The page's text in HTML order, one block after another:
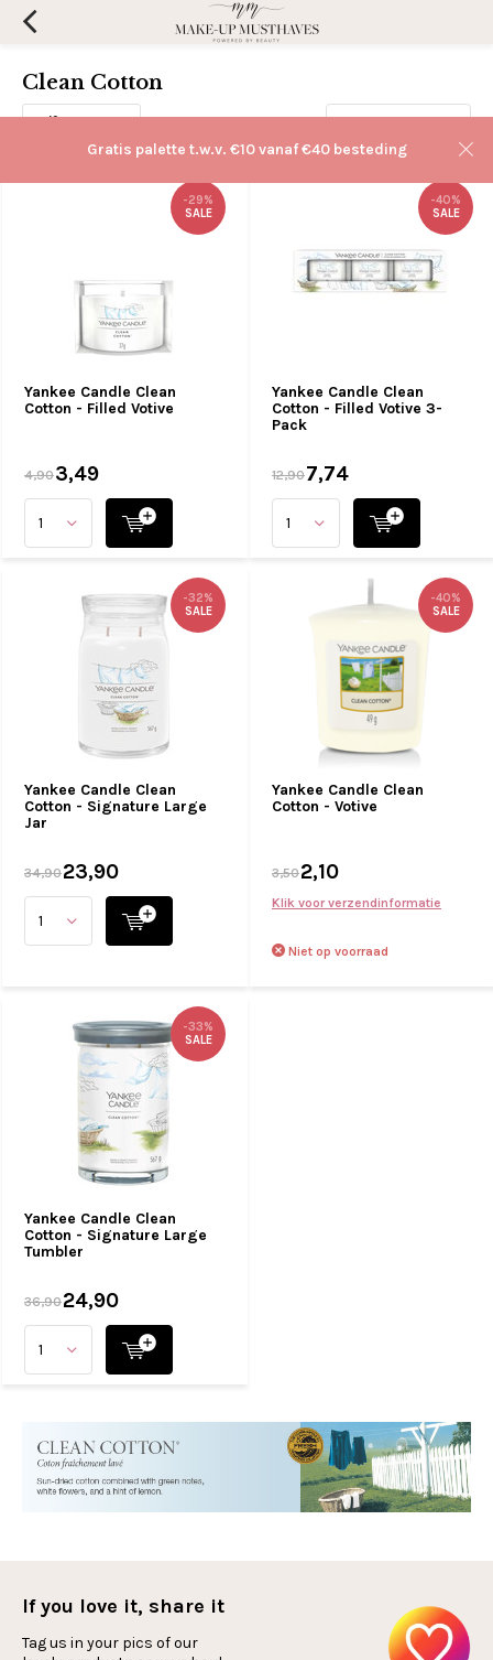
Gratis palette t.w.v. €10 vanaf €40 besteding
Clean Cotton
Filters
Yankee Candle Clean
Cotton - Filled Votive
-29%
SALE
4,903,49
Yankee Candle Clean
Cotton - Filled Votive 3-
Pack
-40%
SALE
12,907,74
Yankee Candle Clean
Cotton - Signature Large
Jar
-32%
SALE
34,9023,90
Yankee Candle Clean
Cotton - Votive
-40%
SALE
3,502,10
Klik voor verzendinformatie
Niet op voorraad
Yankee Candle Clean
Cotton - Signature Large
Tumbler
-33%
SALE
36,9024,90
If you love it, share it
Tag us in your pics of our